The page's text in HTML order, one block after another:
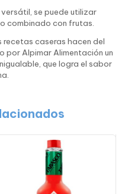
versátil, se puede utilizar
combinado con frutas.
recetas caseras hacen del
por Alpimar Alimentación un
que logra el sabor